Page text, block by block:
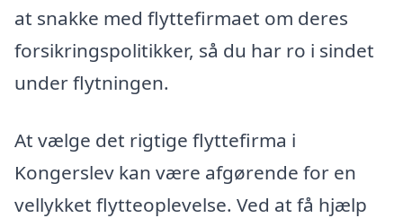
at snakke med flyttefirmaet om deres
forsikringspolitikker, så du har ro i sindet
under flytningen.
At vælge det rigtige flyttefirma i
Kongerslev kan være afgørende for en
vellykket flytteoplevelse. Ved at få hjælp